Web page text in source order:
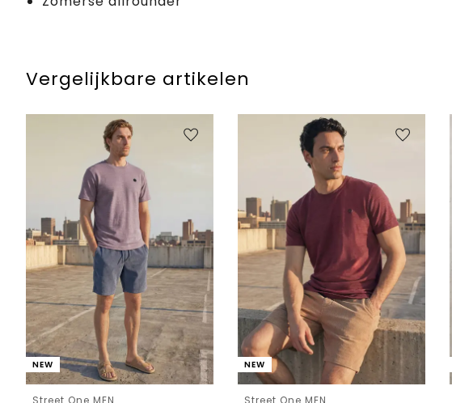
Vergelijkbare artikelen
NEW
Street One MEN
NEW
Street One MEN